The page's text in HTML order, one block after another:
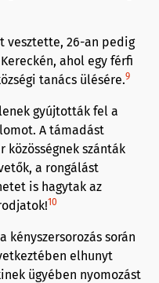
vesztette, 26-an pedig
ahol egy férfi
tanács ülésére.9
gyújtották fel a
A támadást
szánták
a rongálást
is hagytak az
10
kényszersorozás során
elhunyt
ügyében nyomozást